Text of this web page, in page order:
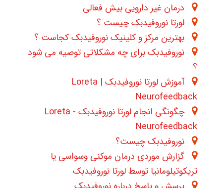
درمان غیر دارویی بیش فعالی
لورتا نوروفیدبک چیست ؟
بهترین مرکز و کلینیک نوروفیدبک کجاست ؟
نوروفیدبک برای چه مشکلاتی توصیه می شود
؟
آموزش لورتا نوروفیدبک | Loreta
Neurofeedback
چگونگی انجام لورتا نوروفیدبک - Loreta
Neurofeedback
نوروفیدبک چیست؟
گزارش موردی درمان موکنی وسواسی یا
تریکوتیلومانیا توسط لورتا نوروفیدبک